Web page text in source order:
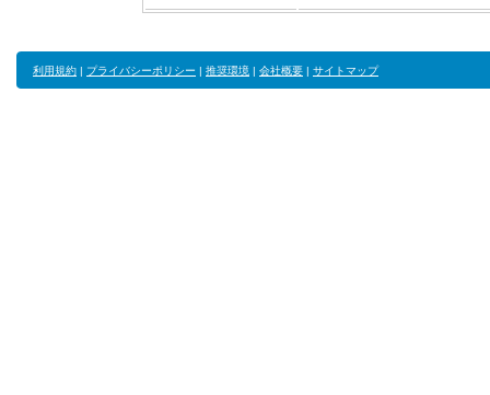
利用規約 | プライバシーポリシー | 推奨環境 | 会社概要 | サイトマップ